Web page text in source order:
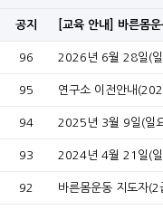
공지 [교육 안내] 바른몸
96 2026년 6월 28일(일
95 연구소 이전안내
94 2025년 3월 9일(일
93 2024년 4월 21일(
92 바른몸운동 지도자